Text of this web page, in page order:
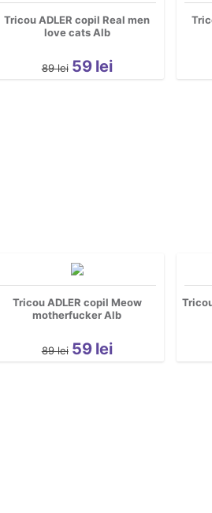
Tricou ADLER copil Real men
love cats Alb
89 lei 59 lei
Tricou ADLER copil Meow
motherfucker Alb
89 lei 59 lei